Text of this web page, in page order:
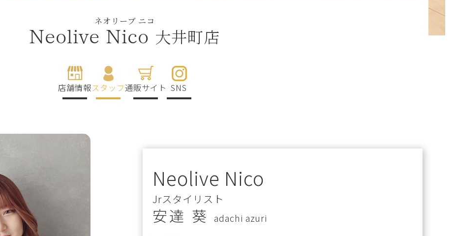
ネオリーブ ニコ
Neolive Nico 大井町店
店舗情報スタッフ通販サイト SNS
Neolive Nico
Jrスタイリスト
安達 葵
adachi azuri